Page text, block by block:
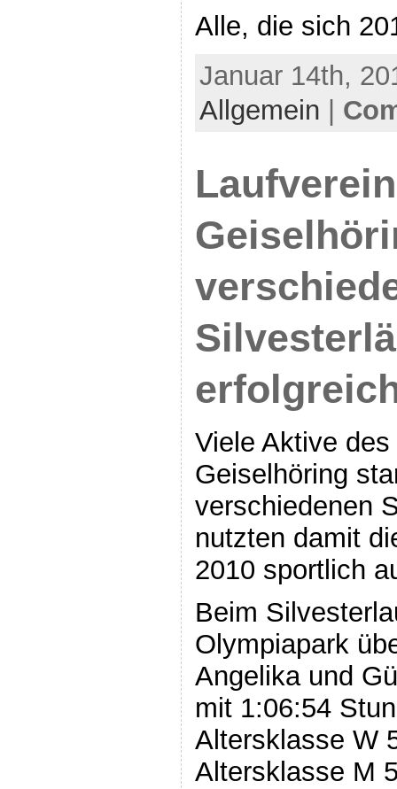
Alle, die sich
Januar 14th,
Allgemein |
Viele Aktive
Geiselhöring
verschiedenen
nutzten damit
2010 sportlich
Beim
Olympiapark
Angelika und
mit 1:06:54
Altersklasse W
Altersklasse M